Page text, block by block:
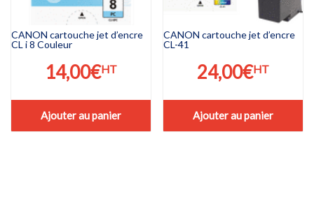
CANON cartouche jet d’encre
CL i 8 Couleur
14,00€HT
Ajouter au panier
CANON cartouche jet d’encre
CL-41
24,00€HT
Ajouter au panier